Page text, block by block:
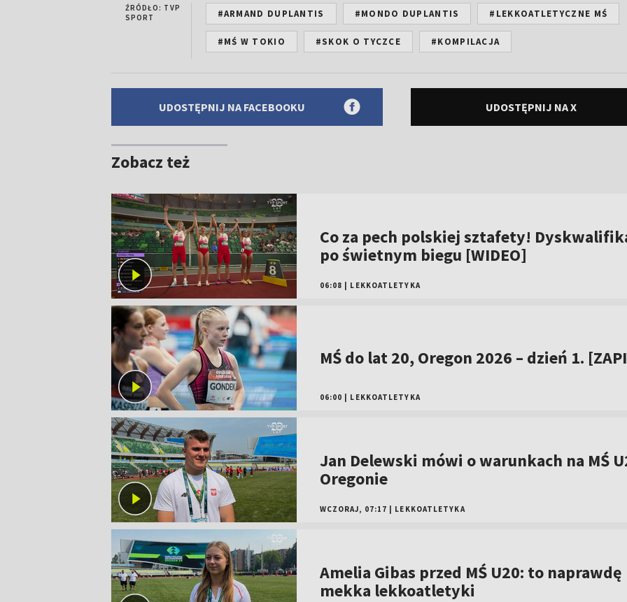
ŹRÓDŁO: TVP
SPORT
#ARMAND DUPLANTIS #MONDO DUPLANTIS #LEKKOATLETYCZNE MŚ
#MŚ W TOKIO #SKOK O TYCZCE #KOMPILACJA
UDOSTĘPNIJ NA FACEBOOKU UDOSTĘPNIJ NA X
Zobacz też
Co za pech polskiej sztafety!
po świetnym biegu [WIDEO]
06:08 LEKKOATLETYKA
MŚ do lat 20, Oregon 2026 – dzień 1.
06:00 LEKKOATLETYKA
Jan Delewski mówi o warunkach na MŚ
Oregonie
WCZORAJ, 07:17 LEKKOATLETYKA
Amelia Gibas przed MŚ U20: to naprawdę
mekka lekkoatletyki